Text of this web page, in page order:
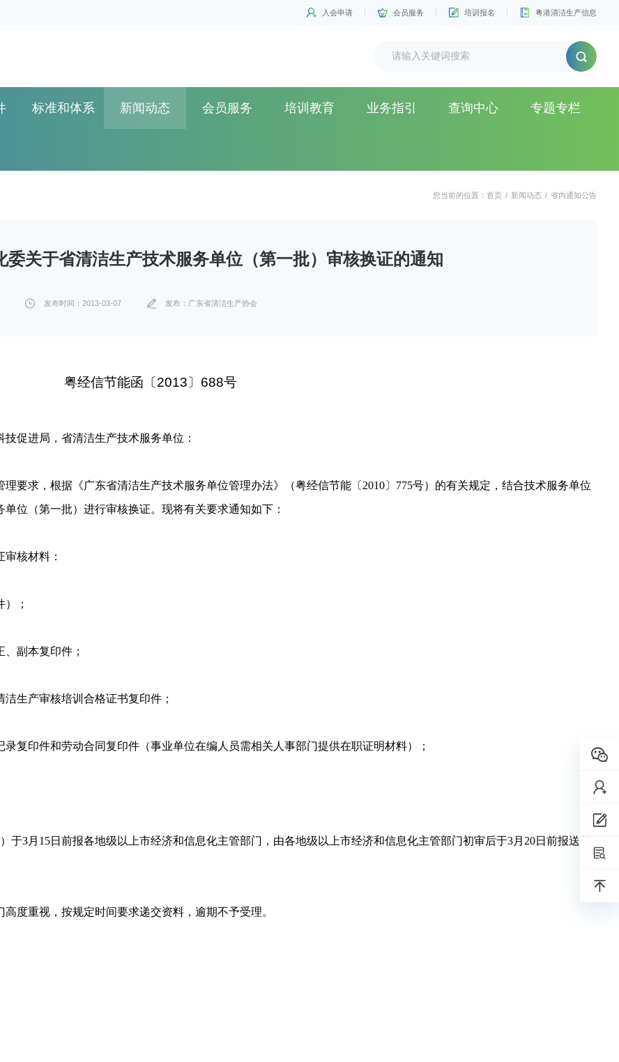
入会申请 会员服务 培训报名 粤港清洁生产信息
标准和体系 新闻动态 会员服务 培训教育 业务指引 查询中心 专题专栏
您当前的位置： 首页 / 新闻动态 / 省内通知公告
委关于省清洁生产技术服务单位（第一批）审核换证的通知
发布时间：2013-03-07 发布：广东省清洁生产协会
粤经信节能函〔2013〕688号
促进局，省清洁生产技术服务单位：
求，根据《广东省清洁生产技术服务单位管理办法》（粤经信节能〔2010〕775号）的有关规定，结合技术服务单位
位（第一批）进行审核换证。现将有关要求通知如下：
核材料：
；
副本复印件；
生产审核培训合格证书复印件；
印件和劳动合同复印件（事业单位在编人员需相关人事部门提供在职证明材料）；
3月15日前报各地级以上市经济和信息化主管部门，由各地级以上市经济和信息化主管部门初审后于3月20日前报送我
重视，按规定时间要求递交资料，逾期不予受理。